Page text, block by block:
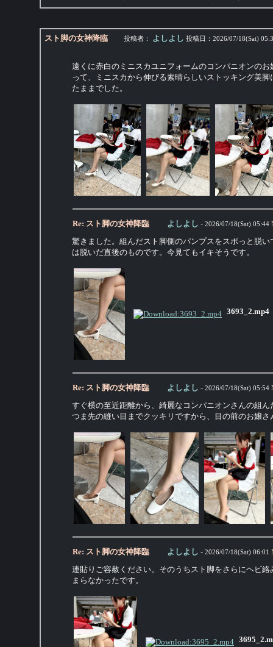
スト脚の女神降臨 投稿者： よしよし 投稿日： 2026/07/18(Sat)
遠くに赤白のミニスカユニフォームのコンパニオンの
って、ミニスカから伸びる素晴らしいストッキング美
たままでした。
Re: スト脚の女神降臨 よしよし - 2026/07/18(Sat) 05:44
驚きました。組んだスト脚側のパンプスをスポっと脱
は脱いだ直後のものです。今見てもイキそうです。
3693_2.mp4
Re: スト脚の女神降臨 よしよし - 2026/07/18(Sat) 05:54
すぐ横の至近距離から、綺麗なコンパニオンさんの組
つま先の縫い目までクッキリですから、目の前のお嬢
Re: スト脚の女神降臨 よしよし - 2026/07/18(Sat) 06:01
連貼りご容赦ください。そのうちスト脚をさらにヘビ
まらなかったです。